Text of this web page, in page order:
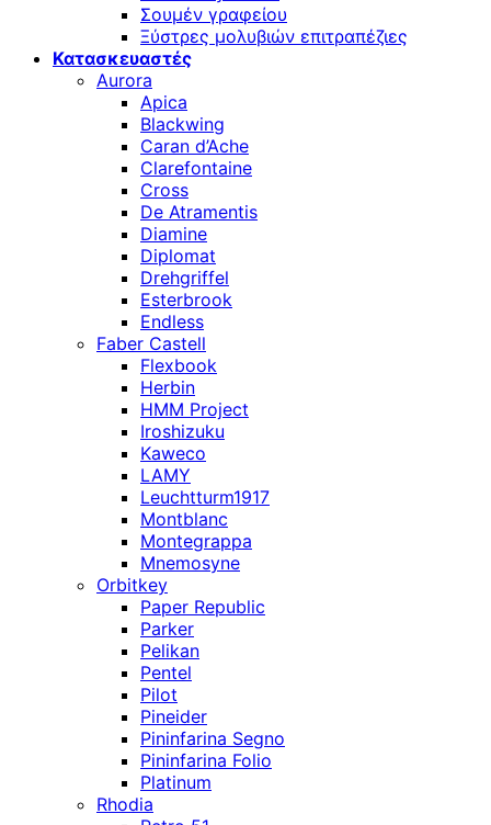
Σουμέν γραφείου
Ξύστρες μολυβιών επιτραπέζιες
Κατασκευαστές
Aurora
Apica
Blackwing
Caran d’Ache
Clarefontaine
Cross
De Atramentis
Diamine
Diplomat
Drehgriffel
Esterbrook
Endless
Faber Castell
Flexbook
Herbin
HMM Project
Iroshizuku
Kaweco
LAMY
Leuchtturm1917
Montblanc
Montegrappa
Mnemosyne
Orbitkey
Paper Republic
Parker
Pelikan
Pentel
Pilot
Pineider
Pininfarina Segno
Pininfarina Folio
Platinum
Rhodia